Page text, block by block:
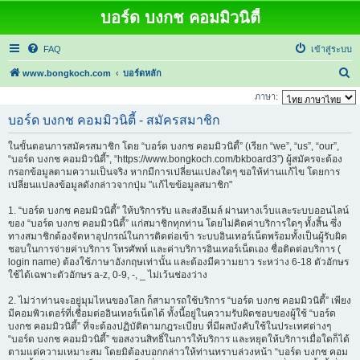
บอร์ด บงกช คอมมิวนิตี้
FAQ เข้าสู่ระบบ
www.bongkoch.com บอร์ดหลัก
น
ภาษา:
บอร์ด บงกช คอมมิวนิตี้ - สมัครสมาชิก
ในขั้นตอนการสมัครสมาชิก โดย “บอร์ด บงกช คอมมิวนิตี้” (เรียก “we”, “us”, “our”,
“บอร์ด บงกช คอมมิวนิตี้”, “https://www.bongkoch.com/bkboard3”) ผู้สมัครจะต้อง
กรอกข้อมูลตามความเป็นจริง หากมีการเปลี่ยนแปลงใดๆ ขอให้ท่านแก้ไข โดยการ
เปลี่ยนแปลงข้อมูลดังกล่าวจากปุ่ม "แก้ไขข้อมูลสมาชิก"
1. “บอร์ด บงกช คอมมิวนิตี้” ให้บริการรับ และส่งอีเมล์ ผ่านทางเว็บและระบบออนไลน์
ของ “บอร์ด บงกช คอมมิวนิตี้” แก่สมาชิกทุกท่าน โดยไม่คิดค่าบริการใดๆ ทั้งสิ้น ซึ่ง
ทางสมาชิกต้องจัดหาอุปกรณ์ในการติดต่อเข้า ระบบอินเทอร์เน็ตพร้อมทั้งเป็นผู้รับผิด
ชอบในการจ่ายค่าบริการ โทรศัพท์ และค่าบริการอินเทอร์เน็ตเอง ชื่อติดต่อบริการ (
login name) ต้องใช้ภาษาอังกฤษเท่านั้น และต้องมีความยาว ระหว่าง 6-18 ตัวอักษร
ใช้ได้เฉพาะตัวอักษร a-z, 0-9, -, _ ไม่เว้นช่องว่าง
2. ไม่ว่าท่านจะอยู่มุมไหนของโลก ก็สามารถใช้บริการ “บอร์ด บงกช คอมมิวนิตี้” เพียง
มีคอมพิวเตอร์ที่เชื่อมต่ออินเทอร์เน็ตได้ ทั้งนี้อยู่ในความรับผิดชอบของผู้ใช้ “บอร์ด
บงกช คอมมิวนิตี้” ที่จะต้องปฏิบัติตามกฎระเบียบ ที่มีผลบังคับใช้ในประเทศต่างๆ
“บอร์ด บงกช คอมมิวนิตี้” ขอสงวนสิทธิ์ในการให้บริการ และหยุดให้บริการเมื่อใดก็ได้
ตามแต่ความเหมาะสม โดยมิต้องบอกกล่าวให้ท่านทราบล่วงหน้า “บอร์ด บงกช คอม